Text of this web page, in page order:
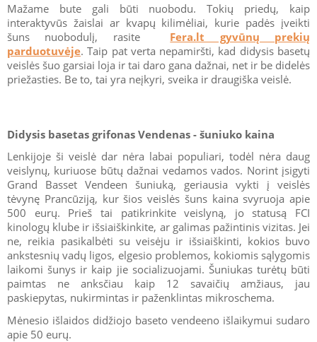
Mažame bute gali būti nuobodu. Tokių priedų, kaip
interaktyvūs žaislai ar kvapų kilimėliai, kurie padės įveikti
šuns nuobodulį, rasite Fera.lt gyvūnų prekių
parduotuvėje. Taip pat verta nepamiršti, kad didysis basetų
veislės šuo garsiai loja ir tai daro gana dažnai, net ir be didelės
priežasties. Be to, tai yra neįkyri, sveika ir draugiška veislė.
Didysis basetas grifonas Vendenas - šuniuko kaina
Lenkijoje ši veislė dar nėra labai populiari, todėl nėra daug
veislynų, kuriuose būtų dažnai vedamos vados. Norint įsigyti
Grand Basset Vendeen šuniuką, geriausia vykti į veislės
tėvynę Prancūziją, kur šios veislės šuns kaina svyruoja apie
500 eurų. Prieš tai patikrinkite veislyną, jo statusą FCI
kinologų klube ir išsiaiškinkite, ar galimas pažintinis vizitas. Jei
ne, reikia pasikalbėti su veisėju ir išsiaiškinti, kokios buvo
ankstesnių vadų ligos, elgesio problemos, kokiomis sąlygomis
laikomi šunys ir kaip jie socializuojami. Šuniukas turėtų būti
paimtas ne anksčiau kaip 12 savaičių amžiaus, jau
paskiepytas, nukirmintas ir paženklintas mikroschema.
Mėnesio išlaidos didžiojo baseto vendeeno išlaikymui sudaro
apie 50 eurų.